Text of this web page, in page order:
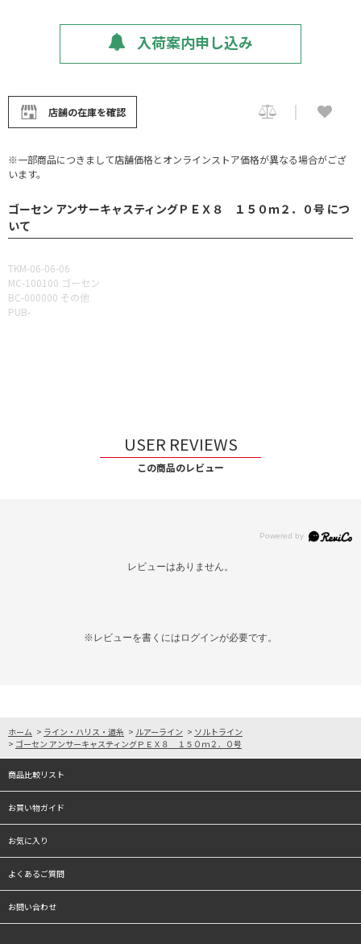
入荷案内申し込み
店舗の在庫を確認
※一部商品につきまして店舗価格とオンラインストア価格が異なる場合がござ
います。
ゴーセン アンサーキャスティングＰＥＸ８ １５０ｍ２．０号 につ
いて
TKM-06-06-06
MC-100100 ゴーセン
BC-000000 その他
PUB-
USER REVIEWS
この商品のレビュー
レビューはありません。
※レビューを書くには ログインが必要です。
ホーム > ライン・ハリス・道糸 > ルアーライン > ソルトライン
> ゴーセン アンサーキャスティングＰＥＸ８ １５０ｍ２．０号
商品比較リスト
お買い物ガイド
お気に入り
よくあるご質問
お問い合わせ